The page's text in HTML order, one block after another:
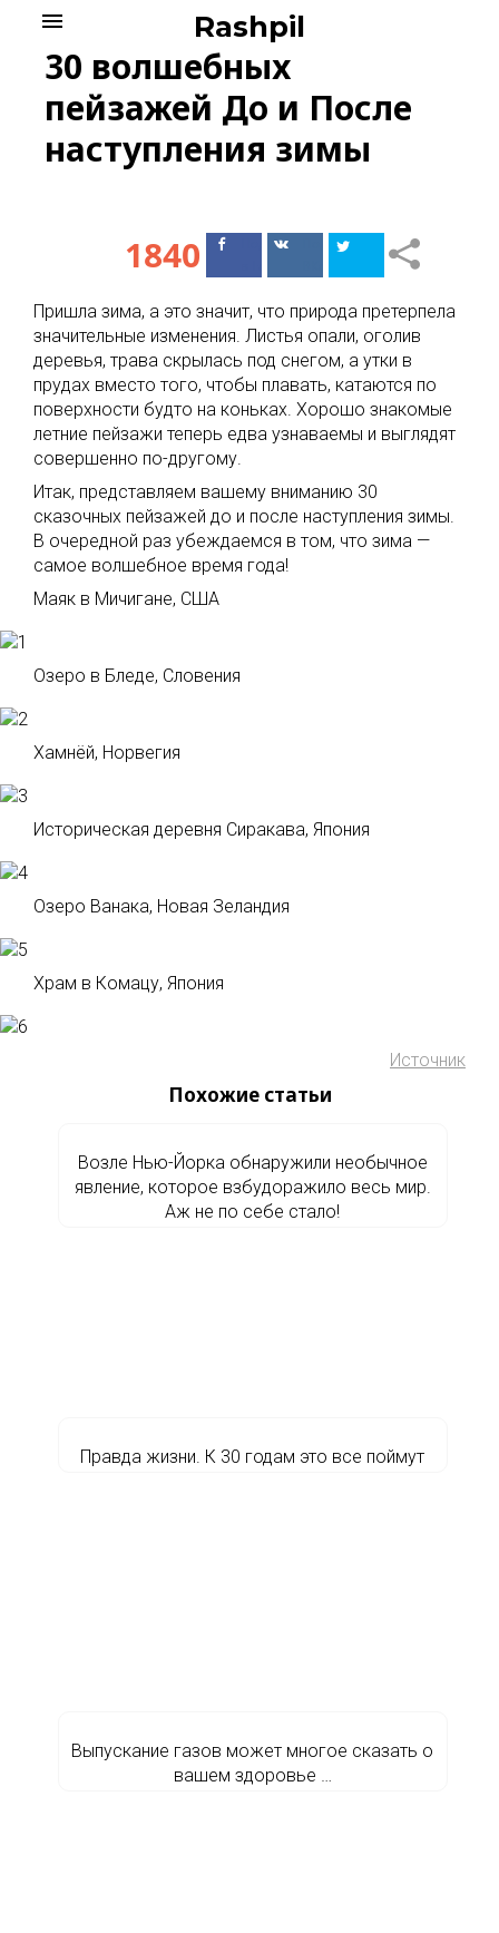
content
Rashpil
menu
30 волшебных
пейзажей До и После
наступления зимы
1840
ПоделитьсяПоделиться
Пришла зима, а это значит, что природа претерпела
значительные изменения. Листья опали, оголив
деревья, трава скрылась под снегом, а утки в
прудах вместо того, чтобы плавать, катаются по
поверхности будто на коньках. Хорошо знакомые
летние пейзажи теперь едва узнаваемы и выглядят
совершенно по-другому.
Итак, представляем вашему вниманию 30
сказочных пейзажей до и после наступления зимы.
В очередной раз убеждаемся в том, что зима —
самое волшебное время года!
Маяк в Мичигане, США
Озеро в Бледе, Словения
Хамнёй, Норвегия
Историческая деревня Сиракава, Япония
Озеро Ванака, Новая Зеландия
Храм в Комацу, Япония
Источник
Похожие статьи
Возле Нью-Йорка обнаружили необычное
явление, которое взбудоражило весь мир.
Аж не по себе стало!
Правда жизни. К 30 годам это все поймут
Выпускание газов может многое сказать о
вашем здоровье …